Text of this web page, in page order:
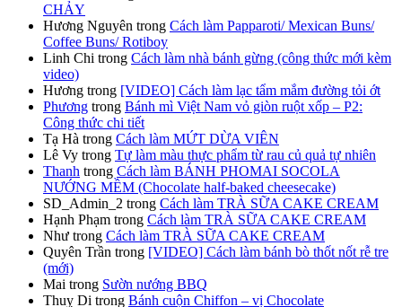
CHẢY
Hương Nguyên trong Cách làm Papparoti/ Mexican Buns/
Coffee Buns/ Rotiboy
Linh Chi trong Cách làm nhà bánh gừng (công thức mới kèm
video)
Hương trong [VIDEO] Cách làm lạc tẩm mắm đường tỏi ớt
Phương trong Bánh mì Việt Nam vỏ giòn ruột xốp – P2:
Công thức chi tiết
Tạ Hà trong Cách làm MỨT DỪA VIÊN
Lê Vy trong Tự làm màu thực phẩm từ rau củ quả tự nhiên
Thanh trong Cách làm BÁNH PHOMAI SOCOLA
NƯỚNG MỀM (Chocolate half-baked cheesecake)
SD_Admin_2 trong Cách làm TRÀ SỮA CAKE CREAM
Hạnh Phạm trong Cách làm TRÀ SỮA CAKE CREAM
Như trong Cách làm TRÀ SỮA CAKE CREAM
Quyên Trần trong [VIDEO] Cách làm bánh bò thốt nốt rễ tre
(mới)
Mai trong Sườn nướng BBQ
Thuỵ Di trong Bánh cuộn Chiffon – vị Chocolate